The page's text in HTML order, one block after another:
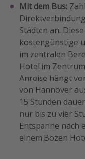
Mit dem Bus:
Städten an.
kostengünstige
im zentralen
Hotel im
Anreise hängt
von Hannover
15 Stunden
nur bis zu vier
Entspanne nach
einem Bozen